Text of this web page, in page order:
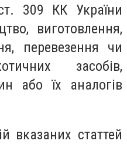
309 КК України
виготовлення,
перевезення чи
засобів,
або їх аналогів
вказаних статтей